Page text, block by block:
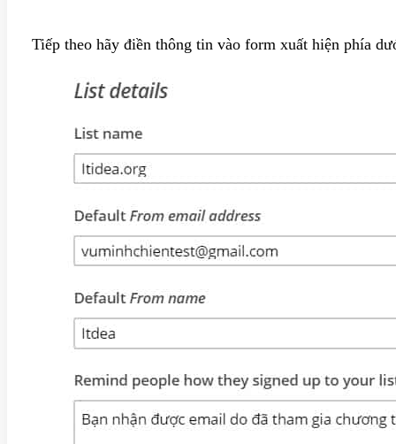
Tiếp theo hãy điền thông tin vào form xuất hiện phía